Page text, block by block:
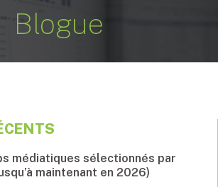
Blogue
médiatiques sélectionnés par
maintenant en 2026)